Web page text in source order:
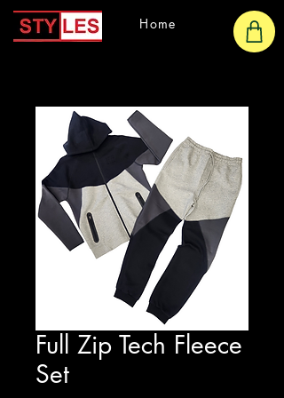
Home
Full Zip Tech Fleece
Set